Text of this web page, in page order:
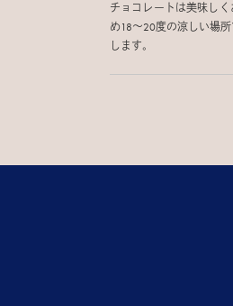
チョコレートは美味し
め18〜20度の涼しい場
します。